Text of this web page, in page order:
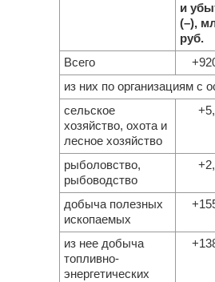
и
(–),
руб.
Всего
из них по организациям с
сельское
хозяйство, охота и
лесное хозяйство
рыболовство,
рыбоводство
добыча полезных
ископаемых
из нее добыча
топливно-
энергетических